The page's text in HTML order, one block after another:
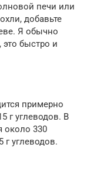
печи или
добавьте
Я обычно
быстро и
примерно
г углеводов. В
около 330
г углеводов.